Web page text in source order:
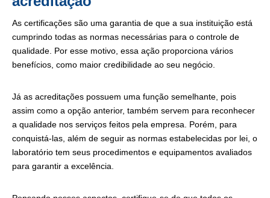
As certificações são uma garantia de que a sua instituição está
cumprindo todas as normas necessárias para o controle de
qualidade. Por esse motivo, essa ação proporciona vários
benefícios, como maior credibilidade ao seu negócio.
Já as acreditações possuem uma função semelhante, pois
assim como a opção anterior, também servem para reconhecer
a qualidade nos serviços feitos pela empresa. Porém, para
conquistá-las, além de seguir as normas estabelecidas por lei, o
laboratório tem seus procedimentos e equipamentos avaliados
para garantir a excelência.